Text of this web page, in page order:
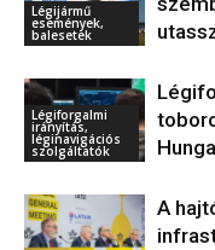
Légijármű
események,
balesetek
Légiforgalmi
irányítás,
léginavigációs
szolgáltatók
A